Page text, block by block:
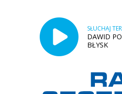
SŁUCHAJ
DAWID
BŁYSK